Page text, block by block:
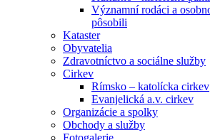
Významní rodáci a
pôsobili
Kataster
Obyvatelia
Zdravotníctvo a sociálne služby
Cirkev
Rímsko – katolícka cirkev
Evanjelická a.v. cirkev
Organizácie a spolky
Obchody a služby
Fotogalerie